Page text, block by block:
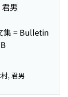
男
集 = Bulletin
, 君男